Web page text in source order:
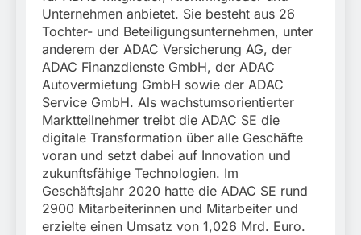
Unternehmen anbietet. Sie besteht aus 26
Tochter- und Beteiligungsunternehmen, unter
anderem der ADAC Versicherung AG, der
ADAC Finanzdienste GmbH, der ADAC
Autovermietung GmbH sowie der ADAC
Service GmbH. Als wachstumsorientierter
Marktteilnehmer treibt die ADAC SE die
digitale Transformation über alle Geschäfte
voran und setzt dabei auf Innovation und
zukunftsfähige Technologien. Im
Geschäftsjahr 2020 hatte die ADAC SE rund
2900 Mitarbeiterinnen und Mitarbeiter und
erzielte einen Umsatz von 1,026 Mrd. Euro.